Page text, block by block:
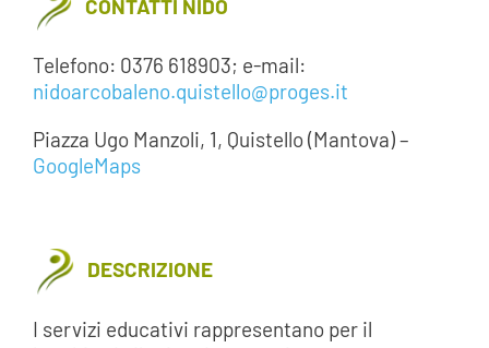
LAVORA CON NOI
CONTATTI NIDO
Telefono: 0376 618903; e-mail:
nidoarcobaleno.quistello@proges.it
Piazza Ugo Manzoli, 1, Quistello (Mantova) –
GoogleMaps
DESCRIZIONE
I servizi educativi rappresentano per il